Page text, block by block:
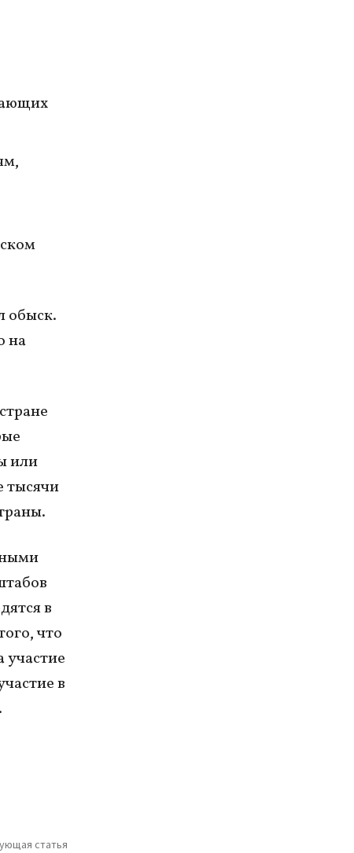
обыск.
на
или
тысячи
в
что
участие
в
статья